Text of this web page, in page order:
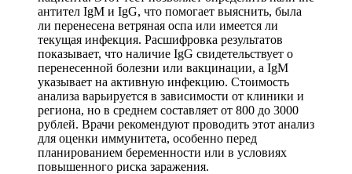
антител IgM и IgG, что помогает выяснить, была
ли перенесена ветряная оспа или имеется ли
текущая инфекция. Расшифровка результатов
показывает, что наличие IgG свидетельствует о
перенесенной болезни или вакцинации, а IgM
указывает на активную инфекцию. Стоимость
анализа варьируется в зависимости от клиники и
региона, но в среднем составляет от 800 до 3000
рублей. Врачи рекомендуют проводить этот анализ
для оценки иммунитета, особенно перед
планированием беременности или в условиях
повышенного риска заражения.